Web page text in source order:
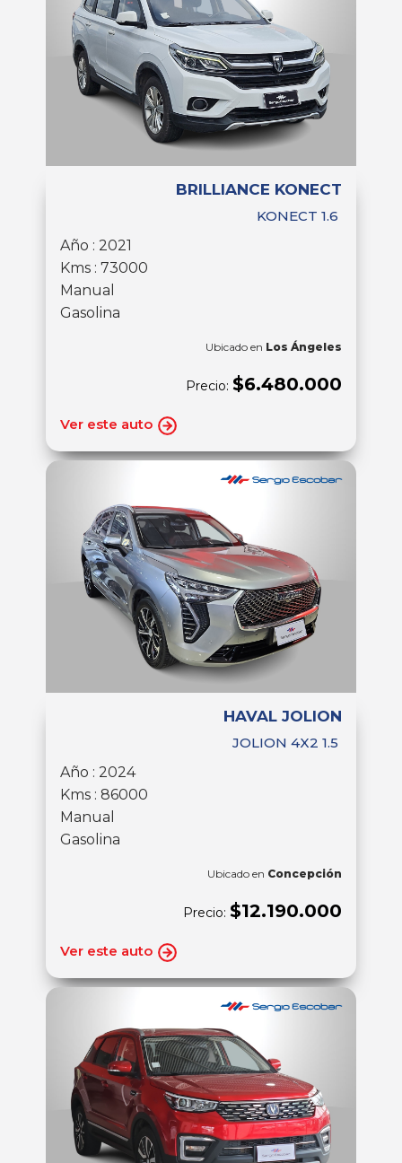
BRILLIANCE KONECT
KONECT 1.6
Año : 2021
Kms : 73000
Manual
Gasolina
Ubicado en Los Ángeles
Precio: $6.480.000
Ver este auto
HAVAL JOLION
JOLION 4X2 1.5
Año : 2024
Kms : 86000
Manual
Gasolina
Ubicado en Concepción
Precio: $12.190.000
Ver este auto